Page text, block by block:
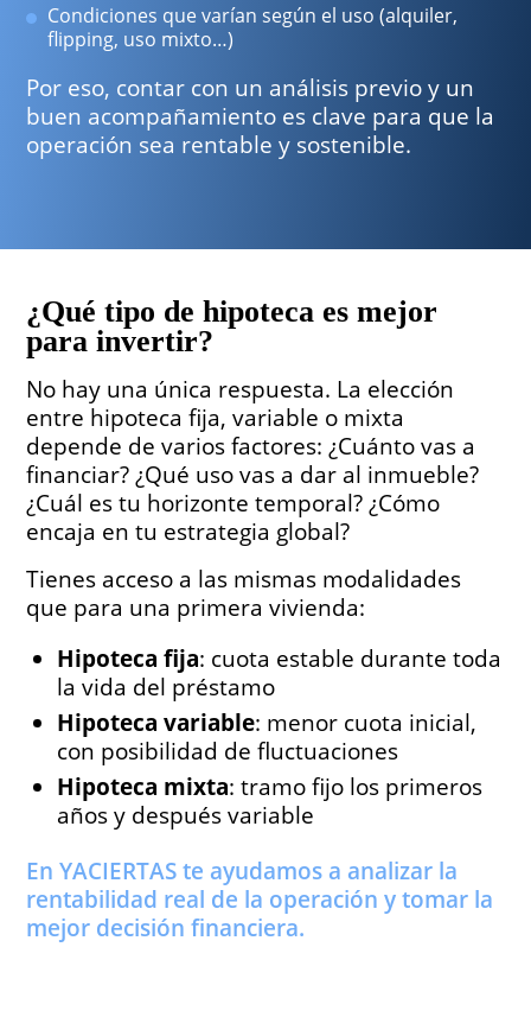
Condiciones que varían según el uso (alquiler,
flipping, uso mixto…)
Por eso, contar con un análisis previo y un
buen acompañamiento es clave para que la
operación sea rentable y sostenible.
¿Qué tipo de hipoteca es mejor
para invertir?
No hay una única respuesta. La elección
entre hipoteca fija, variable o mixta
depende de varios factores: ¿Cuánto vas a
financiar? ¿Qué uso vas a dar al inmueble?
¿Cuál es tu horizonte temporal? ¿Cómo
encaja en tu estrategia global?
Tienes acceso a las mismas modalidades
que para una primera vivienda:
Hipoteca fija: cuota estable durante toda
la vida del préstamo
Hipoteca variable: menor cuota inicial,
con posibilidad de fluctuaciones
Hipoteca mixta: tramo fijo los primeros
años y después variable
En YACIERTAS te ayudamos a analizar la
rentabilidad real de la operación y tomar la
mejor decisión financiera.